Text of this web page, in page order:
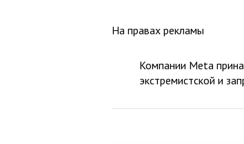
На правах рекламы
Компании Meta
экстремистской и